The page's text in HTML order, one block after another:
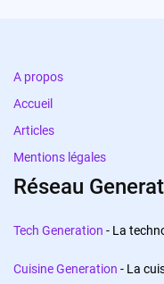
A propos
Accueil
Articles
Mentions légales
Réseau
Tech Generation - La
Cuisine Generation - La